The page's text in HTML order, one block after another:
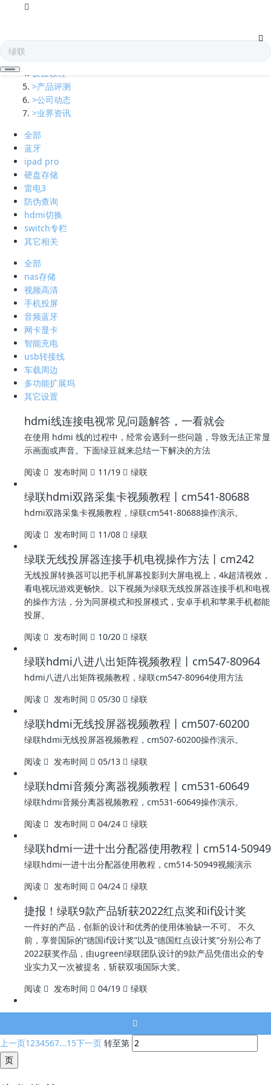
凯发娱乐全球的技术支持
设置教程
>产品评测
>公司动态
>业界资讯
全部
蓝牙
ipad pro
硬盘存储
雷电3
防伪查询
hdmi切换
switch专栏
其它相关
全部
nas存储
视频高清
手机投屏
音频蓝牙
网卡显卡
智能充电
usb转接线
车载周边
多功能扩展坞
其它设置
hdmi线连接电视常见问题解答，一看就会
在使用 hdmi 线的过程中，经常会遇到一些问题，导致无法正常显
示画面或声音。下面绿豆就来总结一下解决的方法
阅读
发布时间 11/19 绿联
绿联hdmi双路采集卡视频教程丨cm541-80688
hdmi双路采集卡视频教程，绿联cm541-80688操作演示。
阅读
发布时间 11/08 绿联
绿联无线投屏器连接手机电视操作方法丨cm242
无线投屏转换器可以把手机屏幕投影到大屏电视上，4k超清视效，
看电视玩游戏更畅快。以下视频为绿联无线投屏器连接手机和电视
的操作方法，分为同屏模式和投屏模式，安卓手机和苹果手机都能
投屏。
阅读
发布时间 10/20 绿联
绿联hdmi八进八出矩阵视频教程丨cm547-80964
hdmi八进八出矩阵视频教程，绿联cm547-80964使用方法
阅读
发布时间 05/30 绿联
绿联hdmi无线投屏器视频教程丨cm507-60200
绿联hdmi无线投屏器视频教程，cm507-60200操作演示。
阅读
发布时间 05/13 绿联
绿联hdmi音频分离器视频教程丨cm531-60649
绿联hdmi音频分离器视频教程，cm531-60649操作演示。
阅读
发布时间 04/24 绿联
绿联hdmi一进十出分配器使用教程丨cm514-50949
绿联hdmi一进十出分配器使用教程，cm514-50949视频演示
阅读
发布时间 04/24 绿联
捷报！绿联9款产品斩获2022红点奖和if设计奖
一件好的产品，创新的设计和优秀的使用体验缺一不可。 不久
前，享誉国际的“德国if设计奖”以及“德国红点设计奖”分别公布了
2022获奖作品，由ugreen绿联团队设计的9款产品凭借出众的专
业实力又一次被提名，斩获双项国际大奖。
阅读
发布时间 04/19 绿联
上一页1234567...15下一页 转至第